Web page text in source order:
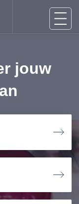
jouw